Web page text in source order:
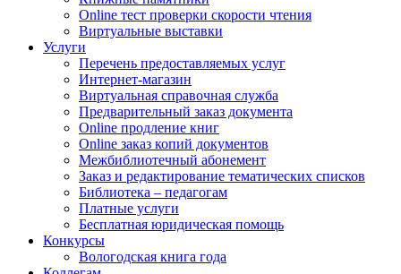
Online тест проверки скорости чтения
Виртуальные выставки
Услуги
Перечень предоставляемых услуг
Интернет-магазин
Виртуальная справочная служба
Предварительный заказ документа
Online продление книг
Online заказ копий документов
Межбиблиотечный абонемент
Заказ и редактирование тематических списков
Библиотека – педагогам
Платные услуги
Бесплатная юридическая помощь
Конкурсы
Вологодская книга года